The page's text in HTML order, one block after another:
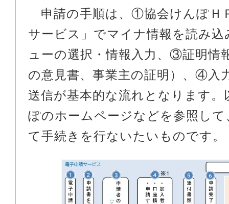
申請の手順は、①協会けんぽＨ
サービス」でマイナ情報を読み
ューの選択・情報入力、③証明情
の意見書、事業主の証明）、④入
送信が基本的な流れとなります。
ぽのホームページなどを参照して
て手続きを行ないたいものです。